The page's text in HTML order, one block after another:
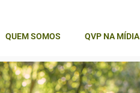
QUEM SOMOS QVP NA MÍDIA